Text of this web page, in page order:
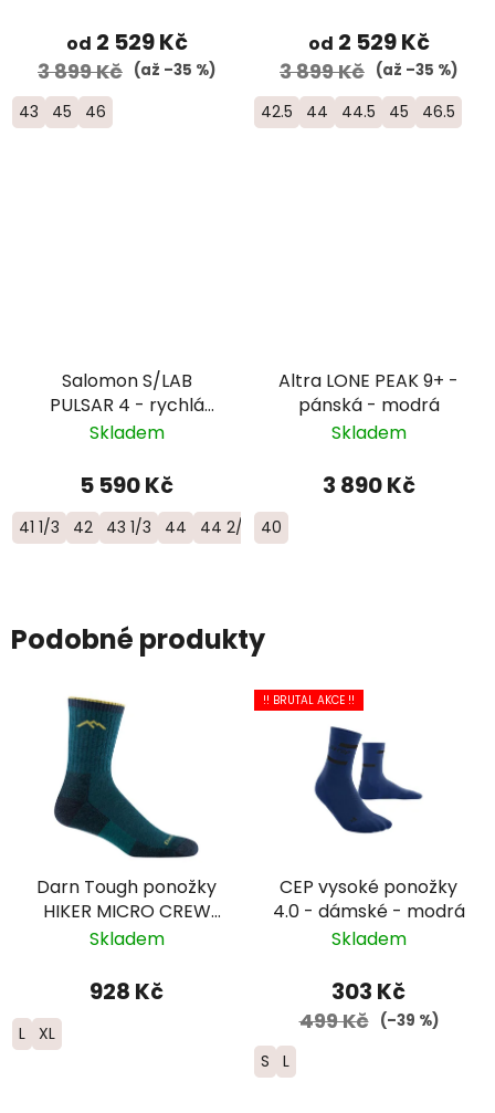
od 2 529 Kč
3 899 Kč (až –35 %)
43 45 46
od 2 529 Kč
3 899 Kč (až –35 %)
42.5 44 44.5 45 46.5
Salomon S/LAB
PULSAR 4 - rychlá
trailová běžecká bota
Skladem
5 590 Kč
41 1/3 42 43 1/3 44 44 2/3 45 1/3
Altra LONE PEAK 9+ -
pánská - modrá
Skladem
3 890 Kč
40
Podobné produkty
Darn Tough ponožky
HIKER MICRO CREW
Midweight Merino -
modré
Skladem
928 Kč
L XL
!! BRUTAL AKCE !!
CEP vysoké ponožky
4.0 - dámské - modrá
Skladem
303 Kč
499 Kč (–39 %)
S L